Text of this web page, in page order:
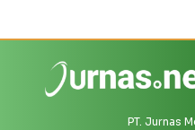
PT. Jurnas